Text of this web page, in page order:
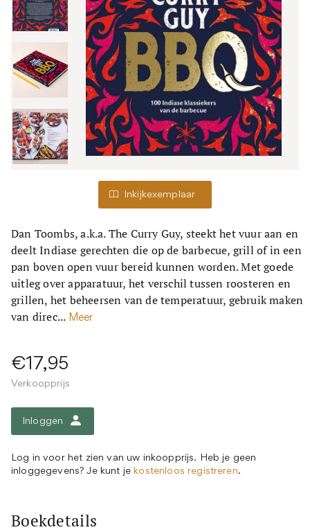
Inkijkexemplaar
Dan Toombs, a.k.a. The Curry Guy, steekt het vuur aan en
deelt Indiase gerechten die op de barbecue, grill of in een
pan boven open vuur bereid kunnen worden. Met goede
uitleg over apparatuur, het verschil tussen roosteren en
grillen, het beheersen van de temperatuur, gebruik maken
van direc... Meer
€17,95
Verkoopprijs
Inloggen
Log in voor het zien van uw inkoopprijs. Heb je geen
inloggegevens? Je kunt je kostenloos registreren.
Boekdetails